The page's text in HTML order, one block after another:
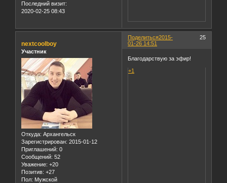
Последний визит:
2020-02-25 08:43
Поделиться 25
2015-
01-26 14:51
nextcoolboy
Участник
Откуда: Архангельск
Зарегистрирован: 2015-01-12
Приглашений: 0
Сообщений: 52
Уважение: +20
Позитив: +27
Пол: Мужской
Благодарствую за эфир!
+1